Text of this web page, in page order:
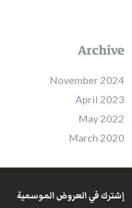
Archive
November 2024
April 2023
May 2022
March 2020
إشترك في العروض الموسمية